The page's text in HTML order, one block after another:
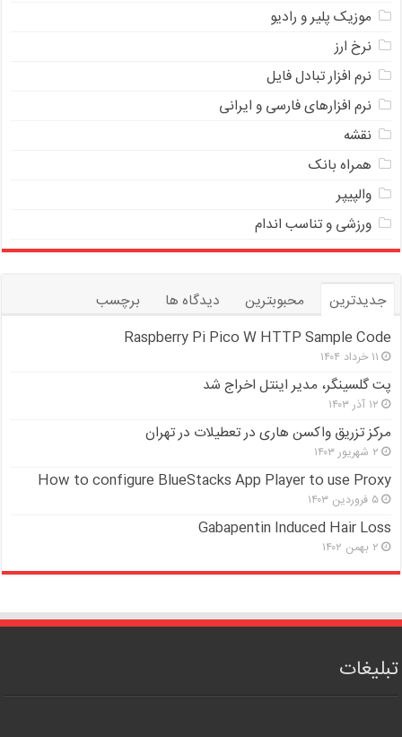
موزیک پلیر و رادیو
نرخ ارز
ﻧﺮﻡ ﺍﻓﺰﺍﺭ ﺗﺒﺎﺩﻝ ﻓﺎﻳﻞ
نرم افزارهای فارسی و ایرانی
نقشه
همراه بانک
والپیپر
ورزشی و تناسب اندام
جدیدترین محبوبترین دیدگاه ها
برچسب
Raspberry Pi Pico W HTTP Sample Code
۱۱ خرداد ۱۴۰۴
پت گلسینگر، مدیر اینتل اخراج شد
۱۲ آذر ۱۴۰۳
مرکز تزریق واکسن هاری در تعطیلات در تهران
۲ شهریور ۱۴۰۳
How to configure BlueStacks App Player to use Proxy
۵ فروردین ۱۴۰۳
Gabapentin Induced Hair Loss
۲ بهمن ۱۴۰۲
تبلیغات